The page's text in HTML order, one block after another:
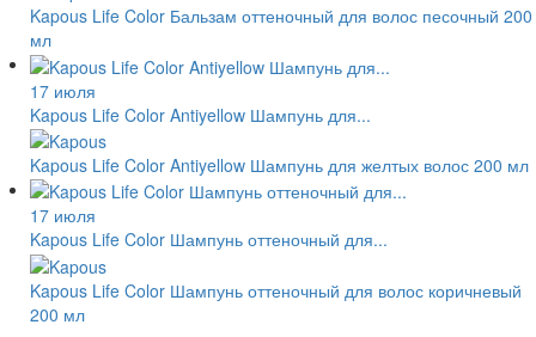
Kapous Life Color Бальзам оттеночный для волос песочный 200
мл
17 июля
Kapous Life Color Antiyellow Шампунь для...
Kapous Life Color Antiyellow Шампунь для желтых волос 200 мл
17 июля
Kapous Life Color Шампунь оттеночный для...
Kapous Life Color Шампунь оттеночный для волос коричневый
200 мл